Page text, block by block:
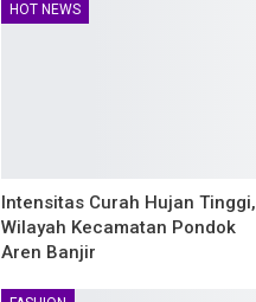
HOT NEWS
Intensitas Curah Hujan Tinggi,
Wilayah Kecamatan Pondok
Aren Banjir